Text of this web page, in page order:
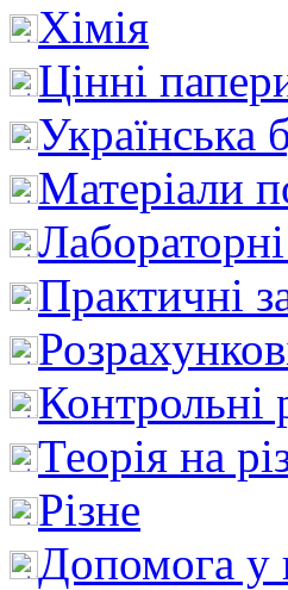
Хімія
Цінні
Українська
Матеріали
Практичні
Контрольні
Теорія на
Різне
Допомога у